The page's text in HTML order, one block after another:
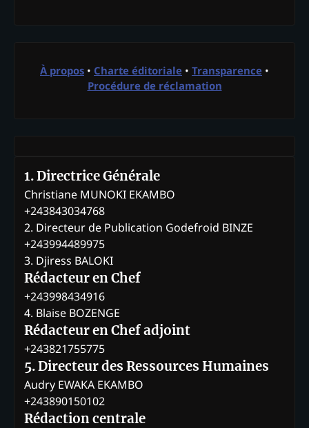
À propos • Charte éditoriale • Transparence •
Procédure de réclamation
1. Directrice Générale
Christiane MUNOKI EKAMBO
+243843034768
2. Directeur de Publication Godefroid BINZE
+243994489975
3. Djiress BALOKI
Rédacteur en Chef
+243998434916
4. Blaise BOZENGE
Rédacteur en Chef adjoint
+243821755775
5. Directeur des Ressources Humaines
Audry EWAKA EKAMBO
+243890150102
Rédaction centrale